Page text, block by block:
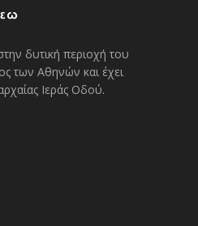
δυτική περιοχή του
των Αθηνών και έχει
Ιεράς Οδού.